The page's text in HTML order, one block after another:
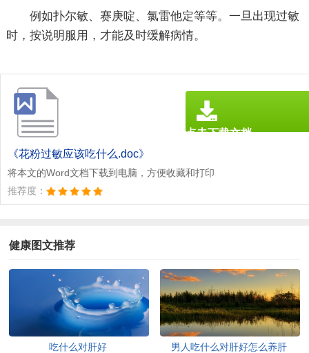
例如扑尔敏、赛庚啶、氯雷他定等等。一旦出现过敏
时，按说明服用，才能及时缓解病情。
《花粉过敏应该吃什么.doc》
将本文的Word文档下载到电脑，方便收藏和打印
推荐度：
点击下载文档
健康图文推荐
吃什么对肝好 男人吃什么对肝好怎么养肝